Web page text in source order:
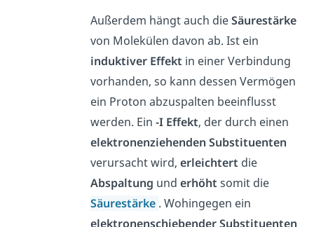
Außerdem hängt auch dieSäurestärke
von Molekülen davon ab. Ist ein
induktiver Effekt in einer Verbindung
vorhanden, so kann dessen Vermögen
ein Proton abzuspalten beeinflusst
werden. Ein-I Effekt, der durch einen
elektronenziehenden Substituenten
verursacht wird,erleichtert die
Abspaltung underhöht somit die
Säurestärke . Wohingegen ein
elektronenschiebenderSubstituenten